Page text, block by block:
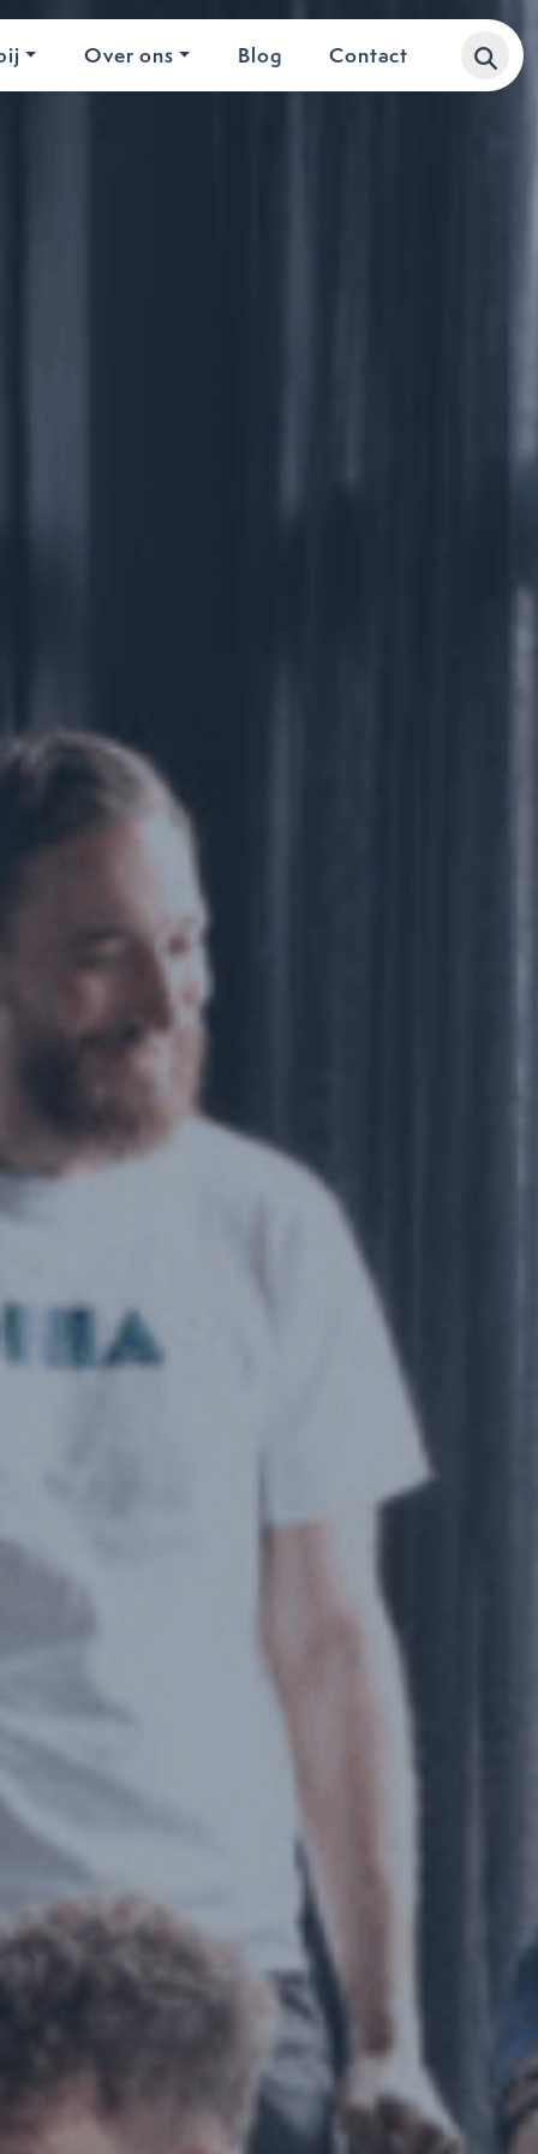
Over ons Blog Contact